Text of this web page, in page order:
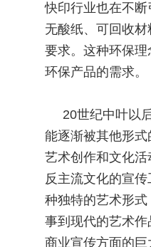
快印行业也在不
无酸纸、可回收
要求。这种环保
环保产品的需求。
20世纪中叶以
能逐渐被其他形式
艺术创作和文化
反主流文化的宣
种独特的艺术形
事到现代的艺术
商业宣传方面的